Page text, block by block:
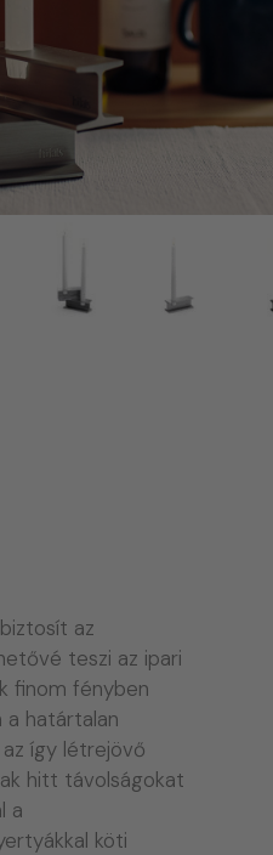
az
teszi az ipari
finom fényben
a határtalan
így létrejövő
hitt távolságokat
a
köti